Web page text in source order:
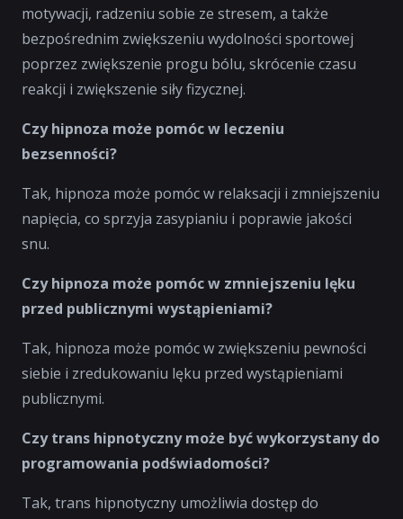
motywacji, radzeniu sobie ze stresem, a także
bezpośrednim zwiększeniu wydolności sportowej
poprzez zwiększenie progu bólu, skrócenie czasu
reakcji i zwiększenie siły fizycznej.
Czy hipnoza może pomóc w leczeniu
bezsenności?
Tak, hipnoza może pomóc w relaksacji i zmniejszeniu
napięcia, co sprzyja zasypianiu i poprawie jakości
snu.
Czy hipnoza może pomóc w zmniejszeniu lęku
przed publicznymi wystąpieniami?
Tak, hipnoza może pomóc w zwiększeniu pewności
siebie i zredukowaniu lęku przed wystąpieniami
publicznymi.
Czy trans hipnotyczny może być wykorzystany do
programowania podświadomości?
Tak, trans hipnotyczny umożliwia dostęp do